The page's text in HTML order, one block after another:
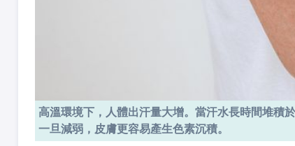
高溫環境下，人體出汗量大增。當汗水長時間堆積
一旦減弱，皮膚更容易產生色素沉積。